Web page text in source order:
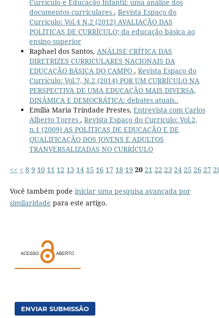
Currículo e Educação Infantil: uma análise dos
documentos curriculares , Revista Espaço do
Currículo: Vol.4 N.2 (2012) AVALIAÇÃO DAS
POLÍTICAS DE CURRÍCULO; da educação básica ao
ensino superior
Raphael dos Santos, ANÁLISE CRÍTICA DAS
DIRETRIZES CURRICULARES NACIONAIS DA
EDUCAÇÃO BÁSICA DO CAMPO , Revista Espaço do
Currículo: Vol.7, N.2 (2014) POR UM CURRÍCULO NA
PERSPECTIVA DE UMA EDUCAÇÃO MAIS DIVERSA,
DINÂMICA E DEMOCRÁTICA: debates atuais..
Emília Maria Trindade Prestes, Entrevista com Carlos
Alberto Torres , Revista Espaço do Currículo: Vol.2,
n.1 (2009) AS POLÍTICAS DE EDUCAÇÃO E DE
QUALIFICAÇÃO DOS JOVENS E ADULTOS
TRANVERSALIZADAS NO CURRÍCULO
<< < 8 9 10 11 12 13 14 15 16 17 18 19 20 21 22 23 24 25 26 27
Você também pode iniciar uma pesquisa avançada por
similaridade para este artigo.
ENVIAR SUBMISSÃO